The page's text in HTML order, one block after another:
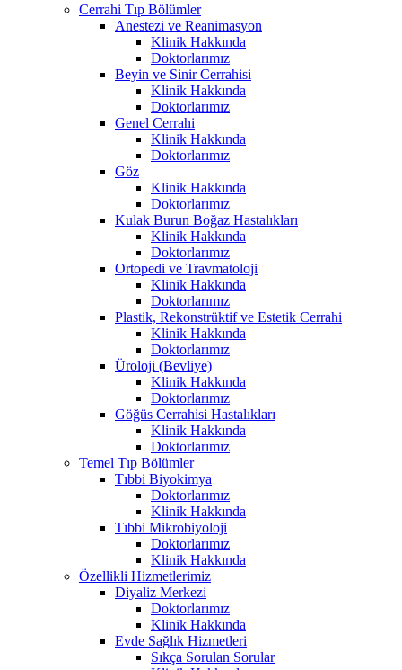
Cerrahi Tıp Bölümler
Anestezi ve Reanimasyon
Klinik Hakkında
Doktorlarımız
Beyin ve Sinir Cerrahisi
Klinik Hakkında
Doktorlarımız
Genel Cerrahi
Klinik Hakkında
Doktorlarımız
Göz
Klinik Hakkında
Doktorlarımız
Kulak Burun Boğaz Hastalıkları
Klinik Hakkında
Doktorlarımız
Ortopedi ve Travmatoloji
Klinik Hakkında
Doktorlarımız
Plastik, Rekonstrüktif ve Estetik Cerrahi
Klinik Hakkında
Doktorlarımız
Üroloji (Bevliye)
Klinik Hakkında
Doktorlarımız
Göğüs Cerrahisi Hastalıkları
Klinik Hakkında
Doktorlarımız
Temel Tıp Bölümler
Tıbbi Biyokimya
Doktorlarımız
Klinik Hakkında
Tıbbi Mikrobiyoloji
Doktorlarımız
Klinik Hakkında
Özellikli Hizmetlerimiz
Diyaliz Merkezi
Doktorlarımız
Klinik Hakkında
Evde Sağlık Hizmetleri
Sıkça Sorulan Sorular